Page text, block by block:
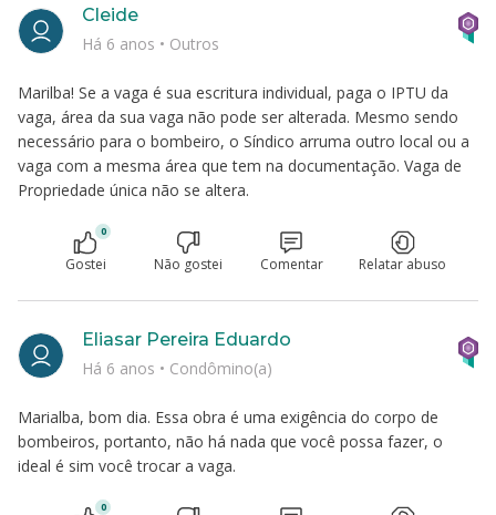
Marilba! Se a vaga é sua escritura individual, paga o IPTU da
vaga, área da sua vaga não pode ser alterada. Mesmo sendo
necessário para o bombeiro, o Síndico arruma outro local ou a
vaga com a mesma área que tem na documentação. Vaga de
Propriedade única não se altera.
Cleide
Há 6 anos • Outros
0
Gostei Não gostei Comentar Relatar abuso
Marialba, bom dia. Essa obra é uma exigência do corpo de
bombeiros, portanto, não há nada que você possa fazer, o
ideal é sim você trocar a vaga.
Eliasar Pereira Eduardo
Há 6 anos • Condômino(a)
0